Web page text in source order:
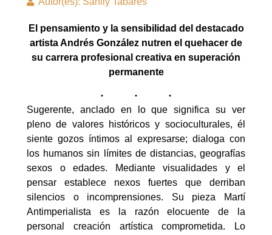
El pensamiento y la sensibilidad del destacado
artista Andrés González nutren el quehacer de
su carrera profesional creativa en superación
permanente
Sugerente, anclado en lo que significa su ver
pleno de valores históricos y socioculturales, él
siente gozos íntimos al expresarse; dialoga con
los humanos sin límites de distancias, geografías
sexos o edades. Mediante visualidades y el
pensar establece nexos fuertes que derriban
silencios o incomprensiones. Su pieza Martí
Antimperialista es la razón elocuente de la
personal creación artística comprometida. Lo